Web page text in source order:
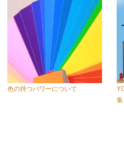
色の持つパワーについて